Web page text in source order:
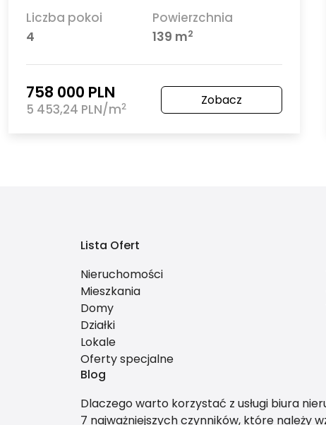
Liczba pokoi
4
Powierzchnia
139 m2
758 000 PLN
5 453,24 PLN/m2 Zobacz
Lista Ofert
Nieruchomości
Mieszkania
Domy
Działki
Lokale
Oferty specjalne
Blog
Dlaczego warto korzystać z usługi biura
7 najważniejszych czynników, które należy